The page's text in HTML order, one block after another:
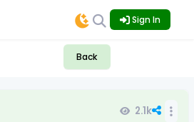
Sign In
Back
2.1k